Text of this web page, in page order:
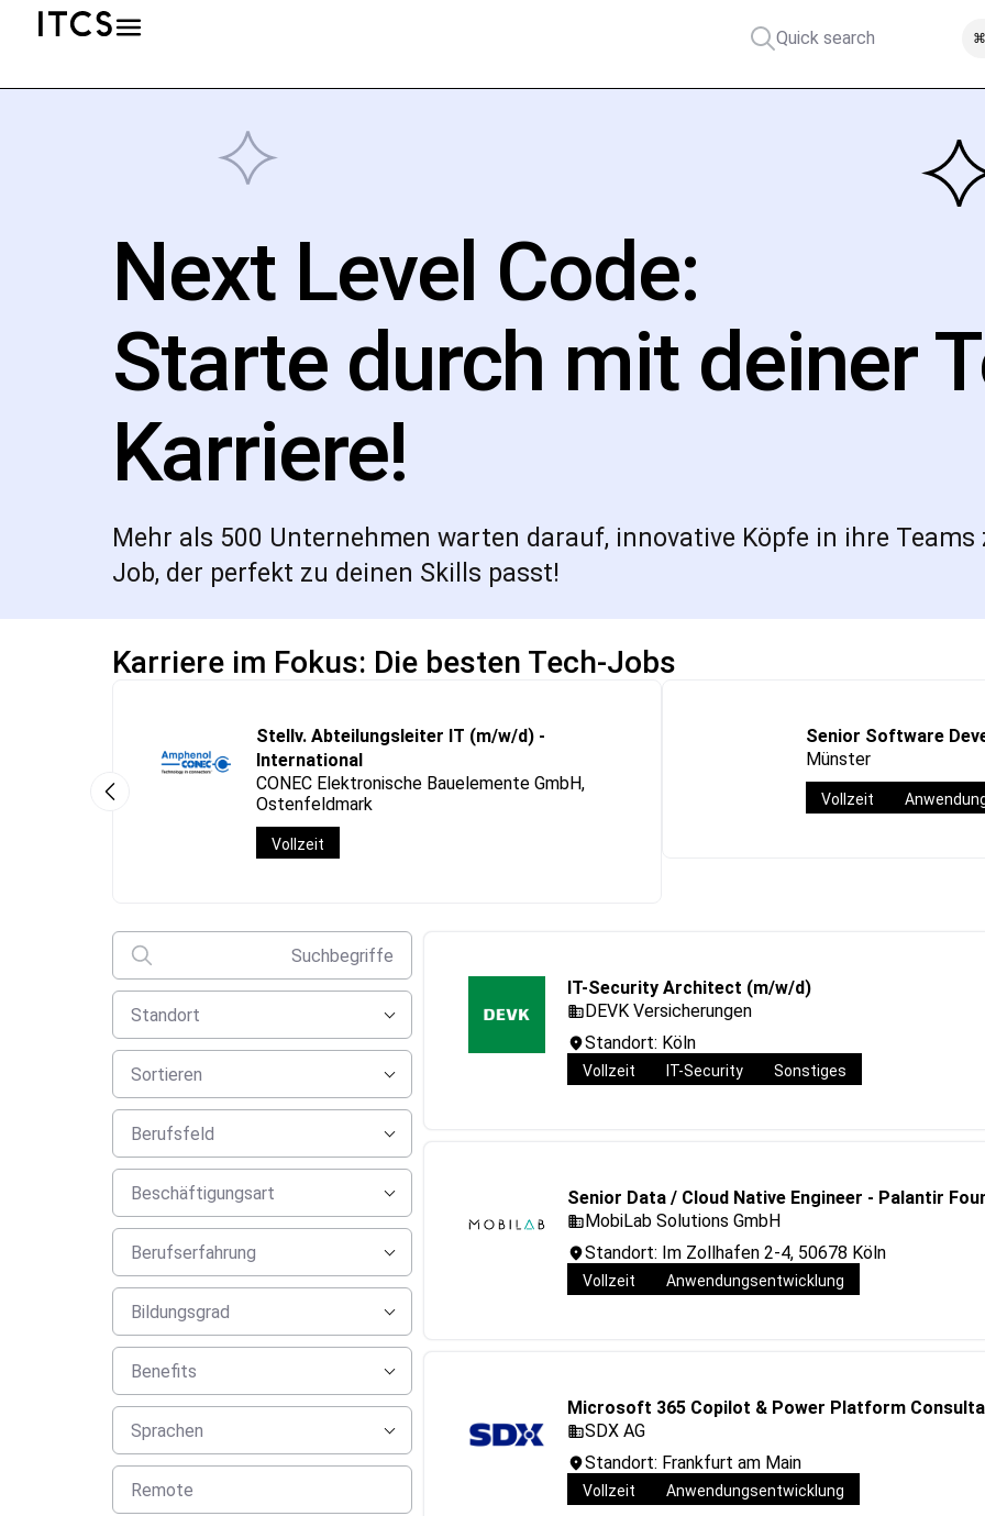
Quick search
Next Level Code:
Starte durch mit deiner
Karriere!
Mehr als 500 Unternehmen warten darauf, innovative Köpfe in ihre Teams
Job, der perfekt zu deinen Skills passt!
Karriere im Fokus: Die besten Tech-Jobs
Stellv. Abteilungsleiter IT (m/w/d) -
International
CONEC Elektronische Bauelemente GmbH,
Ostenfeldmark
Vollzeit
Senior Software
Münster
Vollzeit
Suchbegriffe
Standort
Sortieren
Berufsfeld
Beschäftigungsart
Berufserfahrung
Bildungsgrad
Benefits
Sprachen
Remote
IT-Security Architect (m/w/d)
DEVK Versicherungen
Standort: Köln
Vollzeit IT-Security Sonstiges
Senior Data / Cloud Native Engineer - Palantir
MobiLab Solutions GmbH
Standort: Im Zollhafen 2-4, 50678 Köln
Vollzeit Anwendungsentwicklung
Microsoft 365 Copilot & Power Platform
SDX AG
Standort: Frankfurt am Main
Vollzeit Anwendungsentwicklung